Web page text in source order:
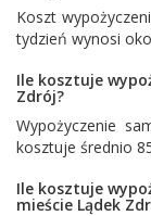
Koszt
tydzień wynosi
Ile kosztuje
Zdrój?
Wypożyczenie
kosztuje średnio
Ile kosztuje
mieście Lądek